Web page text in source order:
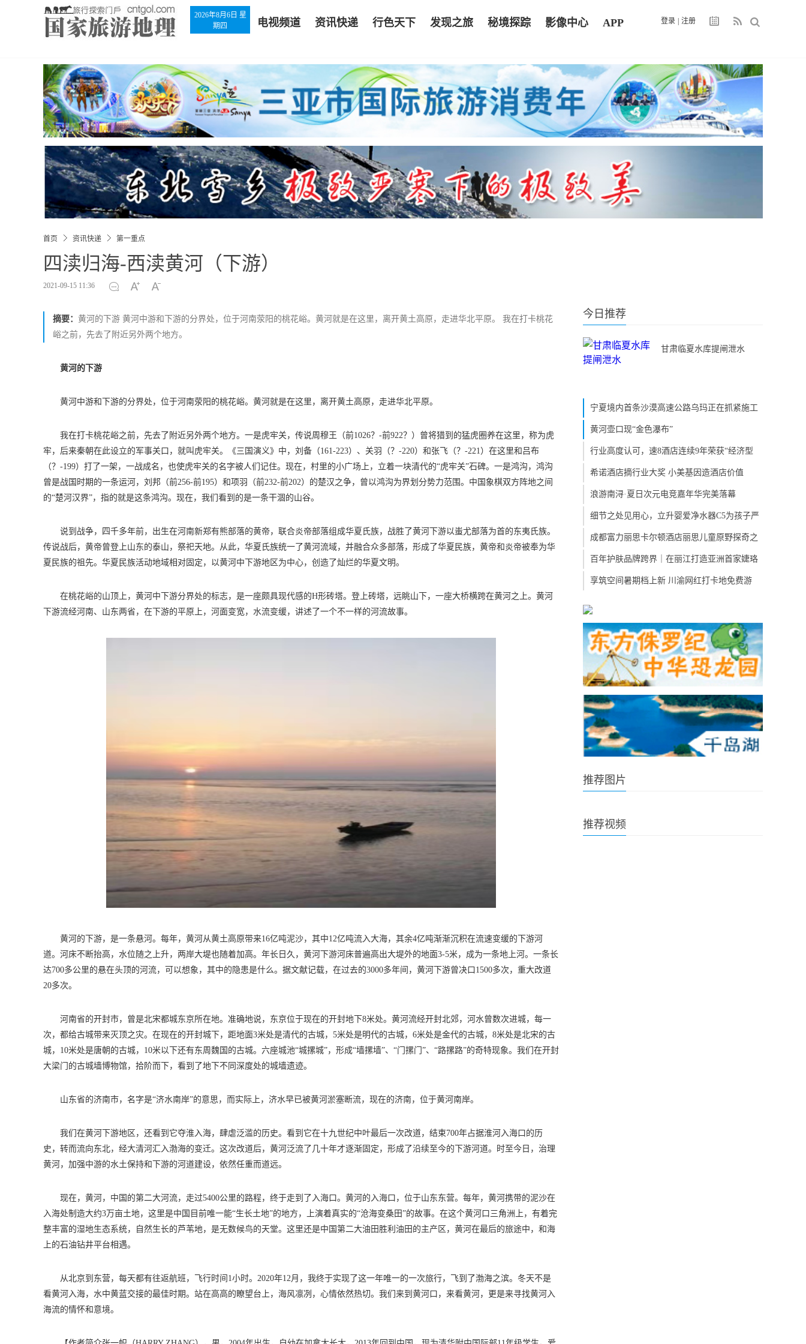
登录 注册
2026年8月6日 星
期四
电视频道 资讯快递 行色天下 发现之旅 秘境探踪 影像中心 APP
首页 资讯快递 第一重点
四渎归海-西渎黄河（下游）
2021-09-15 11:36
摘要： 黄河的下游 黄河中游和下游的分界处，位于河南荥阳的桃花峪。黄河就是在这里，离开黄土高原，走进华北平原。 我在打卡桃花
峪之前，先去了附近另外两个地方。
黄河的下游
黄河中游和下游的分界处，位于河南荥阳的桃花峪。黄河就是在这里，离开黄土高原，走进华北平原。
我在打卡桃花峪之前，先去了附近另外两个地方。一是虎牢关，传说周穆王（前1026？-前922？）曾将猎到的猛虎圈养在这里，称为虎
牢，后来秦朝在此设立的军事关口，就叫虎牢关。《三国演义》中，刘备（161-223）、关羽（？-220）和张飞（？-221）在这里和吕布
（？-199）打了一架，一战成名，也使虎牢关的名字被人们记住。现在，村里的小广场上，立着一块清代的“虎牢关”石碑。一是鸿沟，鸿沟
曾是战国时期的一条运河，刘邦（前256-前195）和项羽（前232-前202）的楚汉之争，曾以鸿沟为界划分势力范围。中国象棋双方阵地之间
的“楚河汉界”，指的就是这条鸿沟。现在，我们看到的是一条干涸的山谷。
说到战争，四千多年前，出生在河南新郑有熊部落的黄帝，联合炎帝部落组成华夏氏族，战胜了黄河下游以蚩尤部落为首的东夷氏族。
传说战后，黄帝曾登上山东的泰山，祭祀天地。从此，华夏氏族统一了黄河流域，并融合众多部落，形成了华夏民族，黄帝和炎帝被奉为华
夏民族的祖先。华夏民族活动地域相对固定，以黄河中下游地区为中心，创造了灿烂的华夏文明。
在桃花峪的山顶上，黄河中下游分界处的标志，是一座颇具现代感的H形砖塔。登上砖塔，远眺山下，一座大桥横跨在黄河之上。黄河
下游流经河南、山东两省，在下游的平原上，河面变宽，水流变缓，讲述了一个不一样的河流故事。
黄河的下游，是一条悬河。每年，黄河从黄土高原带来16亿吨泥沙，其中12亿吨流入大海，其余4亿吨渐渐沉积在流速变缓的下游河
道。河床不断抬高，水位随之上升，两岸大堤也随着加高。年长日久，黄河下游河床普遍高出大堤外的地面3-5米，成为一条地上河。一条长
达700多公里的悬在头顶的河流，可以想象，其中的隐患是什么。据文献记载，在过去的3000多年间，黄河下游曾决口1500多次，重大改道
20多次。
河南省的开封市，曾是北宋都城东京所在地。准确地说，东京位于现在的开封地下8米处。黄河流经开封北郊，河水曾数次进城，每一
次，都给古城带来灭顶之灾。在现在的开封城下，距地面3米处是清代的古城，5米处是明代的古城，6米处是金代的古城，8米处是北宋的古
城，10米处是唐朝的古城，10米以下还有东周魏国的古城。六座城池“城摞城”，形成“墙摞墙”、“门摞门”、“路摞路”的奇特现象。我们在开封
大梁门的古城墙博物馆，拾阶而下，看到了地下不同深度处的城墙遗迹。
山东省的济南市，名字是“济水南岸”的意思，而实际上，济水早已被黄河淤塞断流，现在的济南，位于黄河南岸。
我们在黄河下游地区，还看到它夺淮入海，肆虐泛滥的历史。看到它在十九世纪中叶最后一次改道，结束700年占据淮河入海口的历
史，转而流向东北，经大清河汇入渤海的变迁。这次改道后，黄河泛流了几十年才逐渐固定，形成了沿续至今的下游河道。时至今日，治理
黄河，加强中游的水土保持和下游的河道建设，依然任重而道远。
现在，黄河，中国的第二大河流，走过5400公里的路程，终于走到了入海口。黄河的入海口，位于山东东营。每年，黄河携带的泥沙在
入海处制造大约3万亩土地，这里是中国目前唯一能“生长土地”的地方，上演着真实的“沧海变桑田”的故事。在这个黄河口三角洲上，有着完
整丰富的湿地生态系统，自然生长的芦苇地，是无数候鸟的天堂。这里还是中国第二大油田胜利油田的主产区，黄河在最后的旅途中，和海
上的石油钻井平台相遇。
从北京到东营，每天都有往返航班，飞行时间1小时。2020年12月，我终于实现了这一年唯一的一次旅行，飞到了渤海之滨。冬天不是
看黄河入海，水中黄蓝交接的最佳时期。站在高高的瞭望台上，海风凛冽，心情依然热切。我们来到黄河口，来看黄河，更是来寻找黄河入
海流的情怀和意境。
今日推荐
甘肃临夏水库提闸泄水
宁夏境内首条沙漠高速公路乌玛正在抓紧施工
黄河壶口现“金色瀑布”
行业高度认可，速8酒店连续9年荣获“经济型
希诺酒店摘行业大奖 小美基因造酒店价值
浪游南浔·夏日次元电竞嘉年华完美落幕
细节之处见用心，立升婴爱净水器C5为孩子严
成都富力丽思卡尔顿酒店丽思儿童原野探奇之
百年护肤品牌跨界｜在丽江打造亚洲首家婕珞
享筑空间暑期档上新 川渝网红打卡地免费游
推荐图片
推荐视频